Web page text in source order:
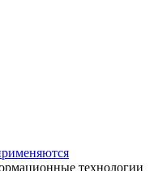
технологии